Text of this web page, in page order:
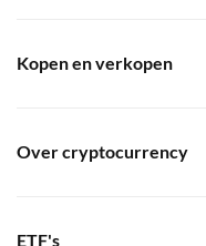
Kopen en verkopen
Over cryptocurrency
ETF's